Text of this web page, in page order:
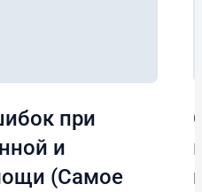
при
и
(Самое